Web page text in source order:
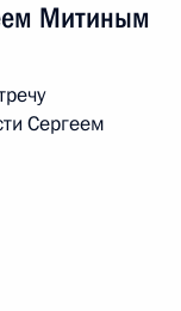
Митиным
Сергеем